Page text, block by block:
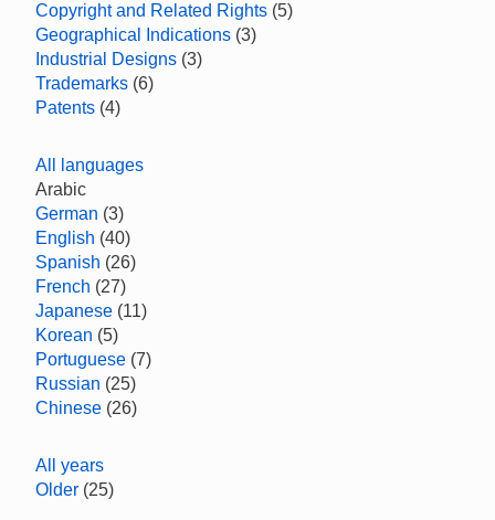
Copyright and Related Rights (5)
Geographical Indications (3)
Industrial Designs (3)
Trademarks (6)
Patents (4)
All languages
Arabic
German (3)
English (40)
Spanish (26)
French (27)
Japanese (11)
Korean (5)
Portuguese (7)
Russian (25)
Chinese (26)
All years
Older (25)